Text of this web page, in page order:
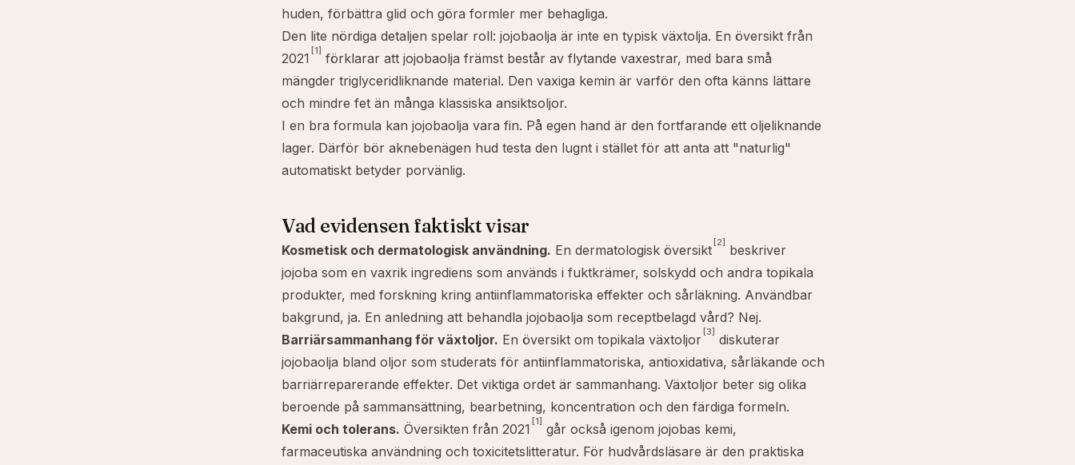
huden, förbättra glid och göra formler mer behagliga.
Den lite nördiga detaljen spelar roll: jojobaolja är inte en typisk växtolja. En översikt från
2021 [1] förklarar att jojobaolja främst består av flytande vaxestrar, med bara små
mängder triglyceridliknande material. Den vaxiga kemin är varför den ofta känns lättare
och mindre fet än många klassiska ansiktsoljor.
I en bra formula kan jojobaolja vara fin. På egen hand är den fortfarande ett oljeliknande
lager. Därför bör aknebenägen hud testa den lugnt i stället för att anta att "naturlig"
automatiskt betyder porvänlig.
Vad evidensen faktiskt visar
Kosmetisk och dermatologisk användning. En dermatologisk översikt [2] beskriver
jojoba som en vaxrik ingrediens som används i fuktkrämer, solskydd och andra topikala
produkter, med forskning kring antiinflammatoriska effekter och sårläkning. Användbar
bakgrund, ja. En anledning att behandla jojobaolja som receptbelagd vård? Nej.
Barriärsammanhang för växtoljor. En översikt om topikala växtoljor [3] diskuterar
jojobaolja bland oljor som studerats för antiinflammatoriska, antioxidativa, sårläkande och
barriärreparerande effekter. Det viktiga ordet är sammanhang. Växtoljor beter sig olika
beroende på sammansättning, bearbetning, koncentration och den färdiga formeln.
Kemi och tolerans. Översikten från 2021 [1] går också igenom jojobas kemi,
farmaceutiska användning och toxicitetslitteratur. För hudvårdsläsare är den praktiska